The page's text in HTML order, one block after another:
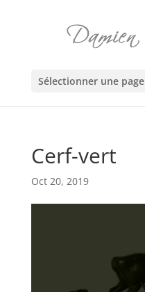
Sélectionner une page
Cerf-vert
Oct 20, 2019